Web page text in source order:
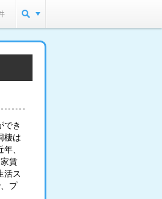
でき
棲は
、
賃
活ス
プ